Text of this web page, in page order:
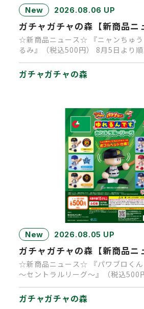
New 2026.08.06 UP
ガチャガチャの森【新商品ニ
☆新商品ニュース☆ 『ニャンちゅ
るみ』（税込500円） 8月5日より
人気キャラクタ…
ガチャガチャの森
New 2026.08.05 UP
ガチャガチャの森【新商品ニ
☆新商品ニュース☆ 『パワブロく
～セントラルリーグ～』（税込500
次発売中です。 …
ガチャガチャの森